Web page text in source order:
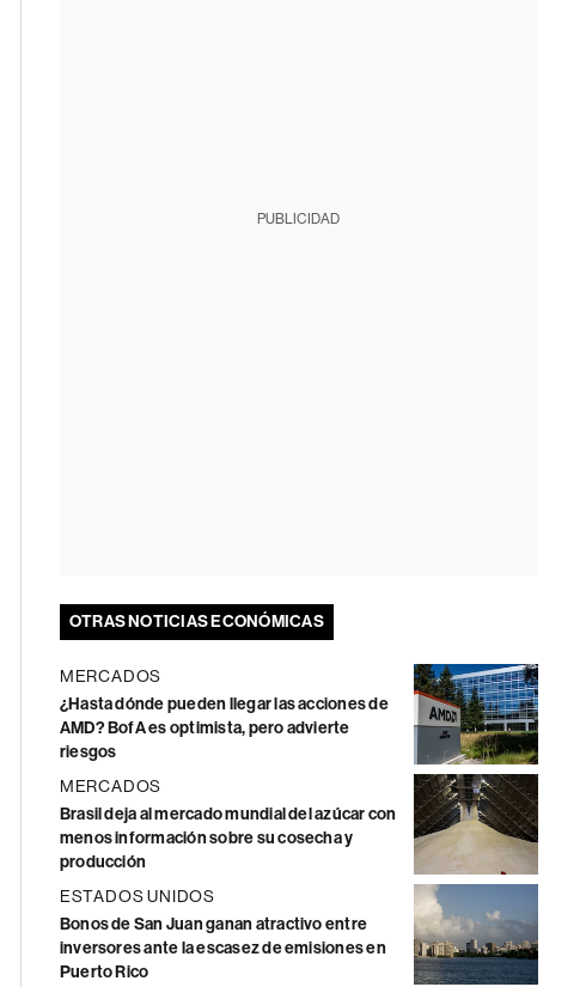
PUBLICIDAD
OTRAS NOTICIAS ECONÓMICAS
MERCADOS
¿Hasta dónde pueden llegar las acciones de
AMD? BofA es optimista, pero advierte
riesgos
MERCADOS
Brasil deja al mercado mundial del azúcar con
menos información sobre su cosecha y
producción
ESTADOS UNIDOS
Bonos de San Juan ganan atractivo entre
inversores ante la escasez de emisiones en
Puerto Rico